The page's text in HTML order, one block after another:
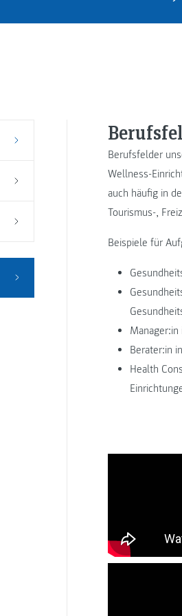
Berufsfelder
Wellness-
auch häufig in
Tourismus-,
Beispiele für
Berater:in
Health